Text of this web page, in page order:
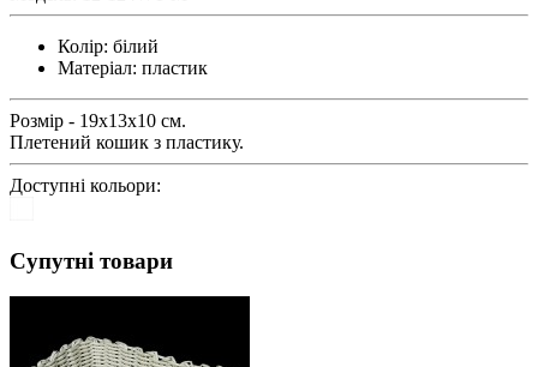
Колір: білий
Матеріал: пластик
Розмір - 19x13x10 см.
Плетений кошик з пластику.
Доступні кольори:
Супутні товари